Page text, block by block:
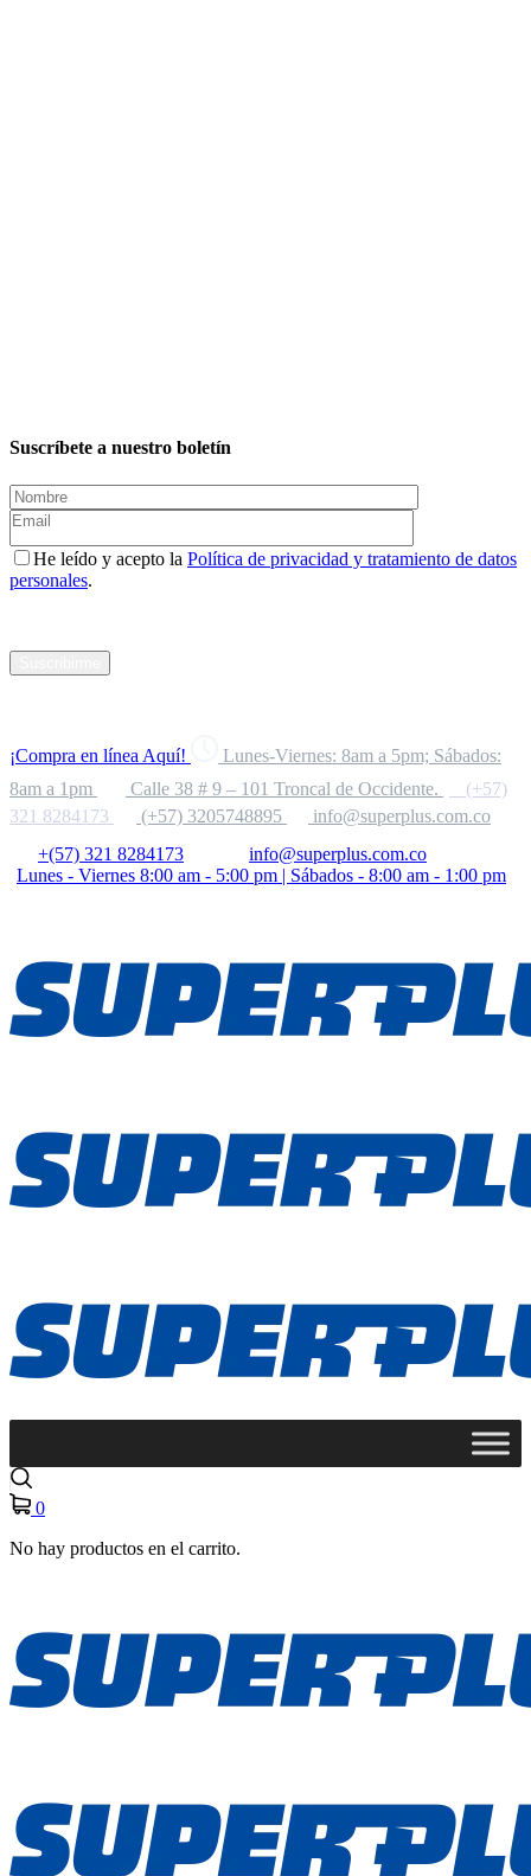
Suscríbete a nuestro boletín
He leído y acepto la Política de privacidad y tratamiento de datos
personales.
¡Compra en línea Aquí!
Lunes-Viernes: 8am a 5pm; Sábados:
8am a 1pm
Calle 38 # 9 – 101 Troncal de Occidente.
(+57)
321 8284173
(+57) 3205748895
info@superplus.com.co
+(57) 321 8284173
info@superplus.com.co
Lunes - Viernes 8:00 am - 5:00 pm | Sábados - 8:00 am - 1:00 pm
0
No hay productos en el carrito.